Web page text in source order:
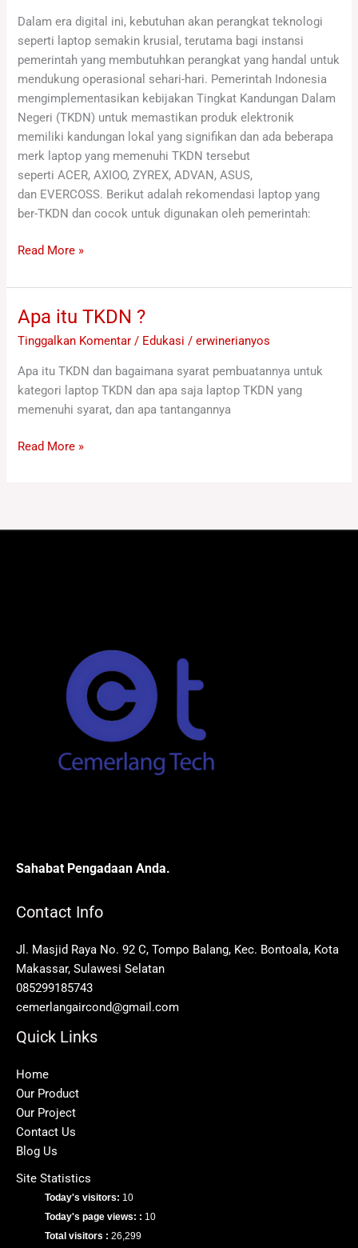
Dalam era digital ini, kebutuhan akan perangkat teknologi
seperti laptop semakin krusial, terutama bagi instansi
pemerintah yang membutuhkan perangkat yang handal untuk
mendukung operasional sehari-hari. Pemerintah Indonesia
mengimplementasikan kebijakan Tingkat Kandungan Dalam
Negeri (TKDN) untuk memastikan produk elektronik
memiliki kandungan lokal yang signifikan dan ada beberapa
merk laptop yang memenuhi TKDN tersebut
seperti ACER, AXIOO, ZYREX, ADVAN, ASUS,
dan EVERCOSS. Berikut adalah rekomendasi laptop yang
ber-TKDN dan cocok untuk digunakan oleh pemerintah:
Read More »
Apa itu TKDN ?
Tinggalkan Komentar / Edukasi /erwinerianyos
Apa itu TKDN dan bagaimana syarat pembuatannya untuk
kategori laptop TKDN dan apa saja laptop TKDN yang
memenuhi syarat, dan apa tantangannya
Apa
itu
?
Read More »
Sahabat Pengadaan Anda.
Contact Info
Jl. Masjid Raya No. 92 C, Tompo Balang, Kec. Bontoala, Kota
Makassar, Sulawesi Selatan
085299185743
cemerlangaircond@gmail.com
Quick Links
Home
Our Product
Our Project
Contact Us
Blog Us
Site Statistics
Today's visitors: 10
Today's page views: : 10
Total visitors : 26,299